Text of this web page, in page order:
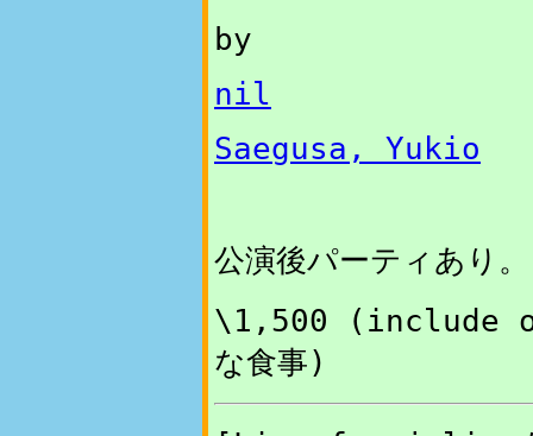
by
nil
Saegusa, Yukio
公演後パーティあり。
\1,500 (include
な食事)